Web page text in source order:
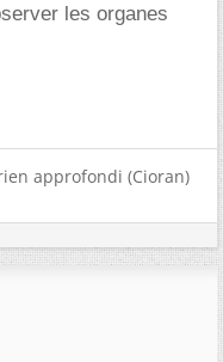
les organes
approfondi (Cioran)